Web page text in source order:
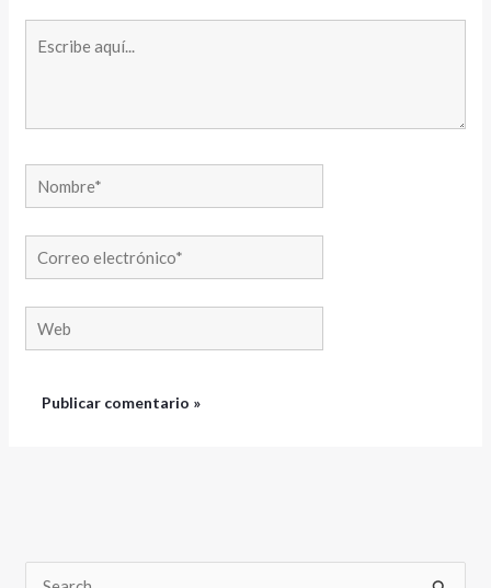
Nombre*
Correo
electrónico*
Web